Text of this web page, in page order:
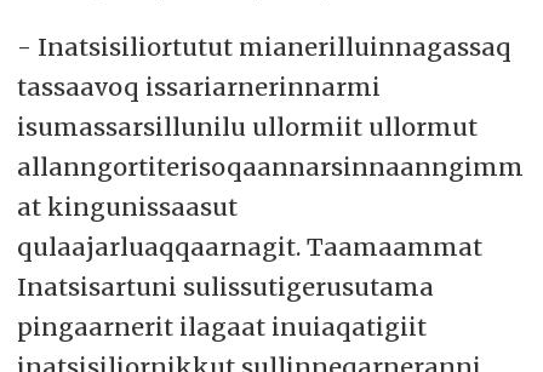
- Inatsisiliortutut mianerilluinnagassaq
tassaavoq issariarnerinnarmi
isumassarsillunilu ullormiit ullormut
allanngortiterisoqaannarsinnaanngimm
at kingunissaasut
qulaajarluaqqaarnagit. Taamaammat
Inatsisartuni sulissutigerusutama
pingaarnerit ilagaat inuiaqatigiit